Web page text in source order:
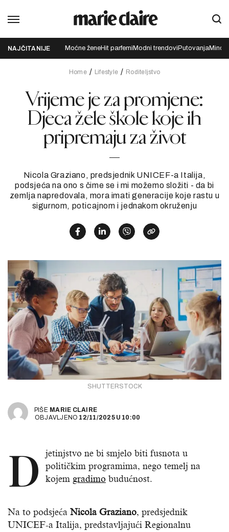
NAJČITANIJE Moćne ženeHit parfemi Modni trendovi Putovanja
Home Lifestyle Roditeljstvo
Vrijeme je za promjene:
Djeca žele škole koje ih
pripremaju za život
Nicola Graziano, predsjednik UNICEF-a Italija,
podsjeća na ono s čime se i mi možemo složiti - da bi
zemlja napredovala, mora imati generacije koje rastu u
sigurnom, poticajnom i jednakom okruženju
SHUTTERSTOCK
PIŠE MARIE CLAIRE
OBJAVLJENO 12/11/2025 U 10:00
D
jetinjstvo ne bi smjelo biti fusnota u
političkim programima, nego temelj na
kojem gradimo budućnost.
Na to podsjeća Nicola Graziano, predsjednik
UNICEF-a Italija, predstavljajući Regionalnu